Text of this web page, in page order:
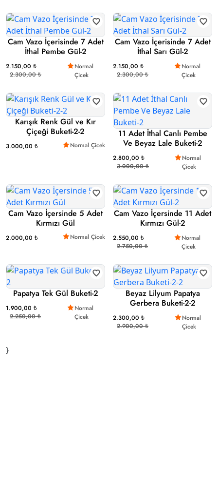
Cam Vazo İçerisinde 7 Adet
İthal Pembe Gül-2
2.150,00 ₺
2.300,00 ₺
Normal
Çicek
Cam Vazo İçerisinde 7 Adet
İthal Sarı Gül-2
2.150,00 ₺
2.300,00 ₺
Normal
Çicek
Karışık Renk Gül ve Kır
Çiçeği Buketi-2-2
3.000,00 ₺ Normal Çicek
11 Adet İthal Canlı Pembe
Ve Beyaz Lale Buketi-2
2.800,00 ₺
3.000,00 ₺
Normal
Çicek
Cam Vazo İçersinde 5 Adet
Kırmızı Gül
2.000,00 ₺ Normal Çicek
Cam Vazo İçersinde 11 Adet
Kırmızı Gül-2
2.550,00 ₺
2.750,00 ₺
Normal
Çicek
Papatya Tek Gül Buketi-2
1.900,00 ₺
2.250,00 ₺
Normal
Çicek
Beyaz Lilyum Papatya
Gerbera Buketi-2-2
2.300,00 ₺
2.900,00 ₺
Normal
Çicek
}